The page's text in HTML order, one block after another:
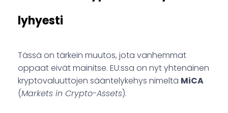
lyhyesti
Tässä on tärkein muutos, jota vanhemmat
oppaat eivät mainitse. EU:ssa on nyt yhtenäinen
kryptovaluuttojen sääntelykehys nimeltä MiCA
(Markets in Crypto-Assets).